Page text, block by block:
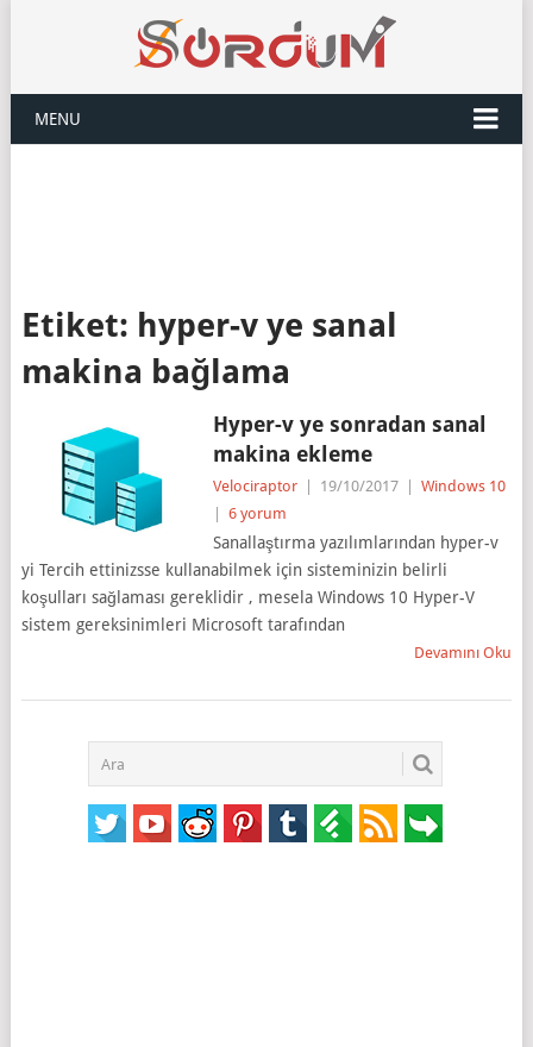
MENU
Etiket: hyper-v ye sanal
makina bağlama
Hyper-v ye sonradan sanal
makina ekleme
Velociraptor 19/10/2017
Windows 10
6 yorum
Sanallaştırma yazılımlarından hyper-v
yi Tercih ettinizsse kullanabilmek için sisteminizin belirli
koşulları sağlaması gereklidir , mesela Windows 10 Hyper-V
sistem gereksinimleri Microsoft tarafından
Devamını Oku